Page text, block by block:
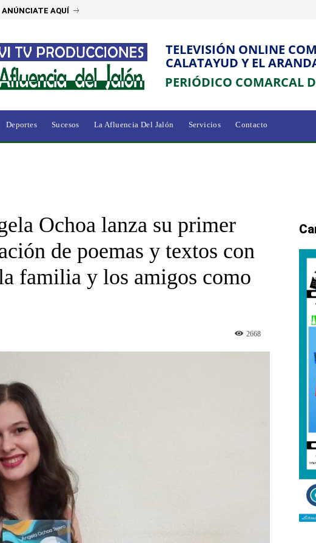
ANÚNCIATE AQUÍ
TELEVISIÓN ONLINE
CALATAYUD Y EL
PERIÓDICO COMARCAL
Deportes Sucesos La Afluencia Del Jalón Servicios Contacto
Ochoa lanza su primer
de poemas y textos con
familia y los amigos como
2668